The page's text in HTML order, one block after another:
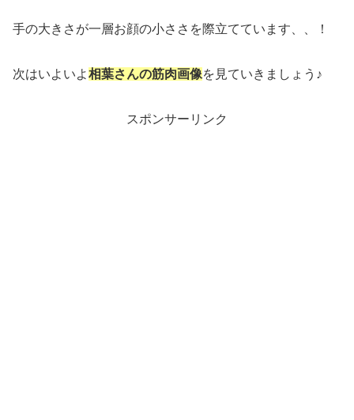
手の大きさが一層お顔の小ささを際立てています、、！
次はいよいよ相葉さんの筋肉画像を見ていきましょう♪
スポンサーリンク